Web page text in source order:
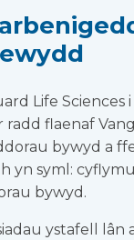
Life Sciences
radd flaenaf
bywyd a
yn syml:
bywyd.
ystafell lân